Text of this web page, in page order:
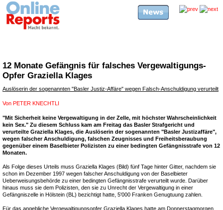
12 Monate Gefängnis für falsches Vergewaltigungs-
Opfer Graziella Klages
Auslöserin der sogenannten "Basler Justiz-Affäre" wegen Falsch-Anschuldigung verurteilt
Von PETER KNECHTLI
"Mit Sicherheit keine Vergewaltigung in der Zelle, mit höchster Wahrscheinlichkeit
kein Sex." Zu diesem Schluss kam am Freitag das Basler Strafgericht und
verurteilte Graziella Klages, die Auslöserin der sogenannten "Basler Justizaffäre",
wegen falscher Anschuldigung, falschen Zeugnisses und Freiheitsberaubung
gegenüber einem Baselbieter Polizisten zu einer bedingten Gefängnisstrafe von 12
Monaten.
Als Folge dieses Urteils muss Graziella Klages (Bild) fünf Tage hinter Gitter, nachdem sie
schon im Dezember 1997 wegen falscher Anschuldigung von der Baselbieter
Ueberweisungsbehörde zu einer bedingten Gefängnisstrafe verurteilt wurde. Darüber
hinaus muss sie dem Polizisten, den sie zu Unrecht der Vergewaltigung in einer
Gefängniszelle in Hölstein (BL) bezichtigt hatte, 5'000 Franken Genugtuung zahlen.
Für das angebliche Vergewaltigungsopfer Graziella Klages hatte am Donnerstagmorgen